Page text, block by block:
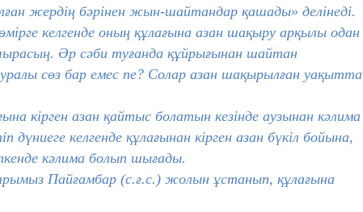
жердің бәрінен жын-шайтандар қашады» делінеді.
келгенде оның құлағына азан шақыру арқылы одан
Әр сәби туғанда құйрығынан шайтан
сөз бар емес пе? Солар азан шақырылған уақытта
кірген азан қайтыс болатын кезінде аузынан кәлима
келгенде құлағынан кірген азан бүкіл бойына,
кәлима болып шығады.
Пайғамбар (с.ғ.с.) жолын ұстанып, құлағына